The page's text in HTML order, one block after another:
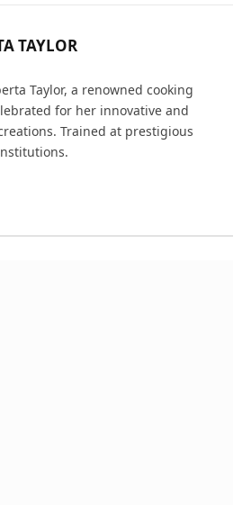
TAYLOR
Taylor, a renowned cooking
for her innovative and
Trained at prestigious